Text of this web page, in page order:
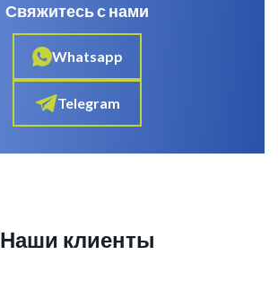
Свяжитесь с нами
Whatsapp
Telegram
Наши клиенты